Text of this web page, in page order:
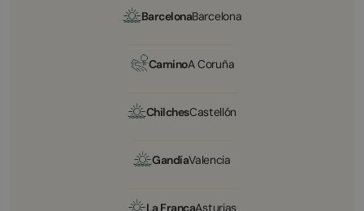
BarcelonaBarcelona
CaminoA Coruña
ChilchesCastellón
GandíaValencia
La FrancaAsturias